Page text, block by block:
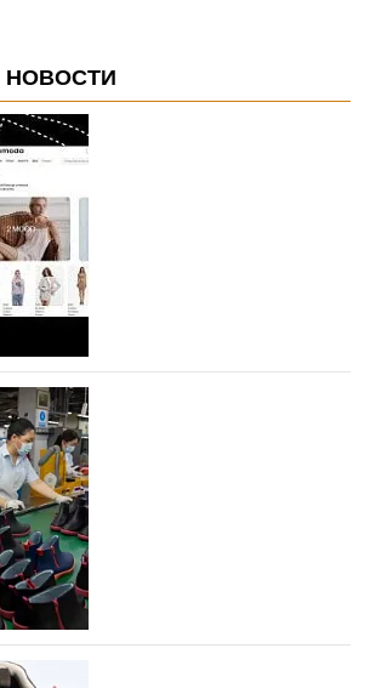
НОВОСТИ
Lamoda - новый раздел и
локальных
марок
Lamoda решил обновить
продукции локальных
одежды, обуви и аксессуаров.
маркетинговую…
производства обуви в